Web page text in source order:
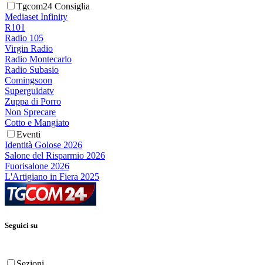
Tgcom24 Consiglia
Mediaset Infinity
R101
Radio 105
Virgin Radio
Radio Montecarlo
Radio Subasio
Comingsoon
Superguidatv
Zuppa di Porro
Non Sprecare
Cotto e Mangiato
Eventi
Identità Golose 2026
Salone del Risparmio 2026
Fuorisalone 2026
L'Artigiano in Fiera 2025
Seguici su